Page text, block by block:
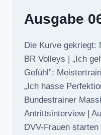
Ausgabe
Die Kurve gekriegt:
BR Volleys | „Ich
Gefühl”:
„Ich hasse
Bundestrainer
Antrittsinterview |
DVV-Frauen